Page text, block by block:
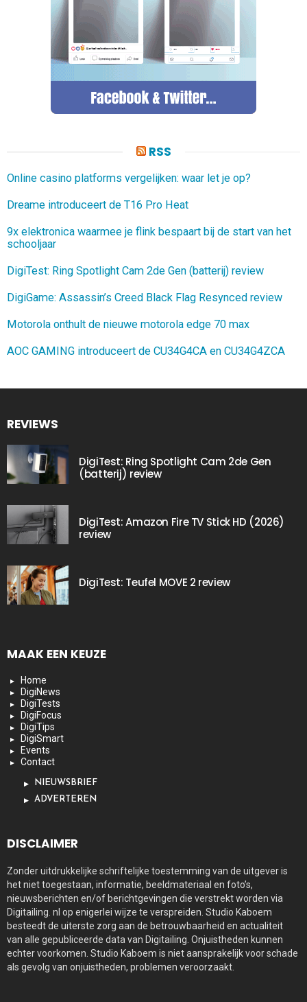
RSS
Online casino platforms vergelijken: waar let je op?
Dreame introduceert de T16 Pro Heat
9x elektronica waarmee je flink bespaart bij de start van het
schooljaar
DigiTest: Ring Spotlight Cam 2de Gen (batterij) review
DigiGame: Assassin’s Creed Black Flag Resynced review
Motorola onthult de nieuwe motorola edge 70 max
AOC GAMING introduceert de CU34G4CA en CU34G4ZCA
REVIEWS
DigiTest: Ring Spotlight Cam 2de Gen
(batterij) review
DigiTest: Amazon Fire TV Stick HD (2026)
review
DigiTest: Teufel MOVE 2 review
MAAK EEN KEUZE
Home
DigiNews
DigiTests
DigiFocus
DigiTips
DigiSmart
Events
Contact
NIEUWSBRIEF
ADVERTEREN
DISCLAIMER
Zonder uitdrukkelijke schriftelijke toestemming van de uitgever is
het niet toegestaan, informatie, beeldmateriaal en foto’s,
nieuwsberichten en/of berichtgevingen die verstrekt worden via
Digitailing. nl op enigerlei wijze te verspreiden. Studio Kaboem
besteedt de uiterste zorg aan de betrouwbaarheid en actualiteit
van alle gepubliceerde data van Digitailing. Onjuistheden kunnen
echter voorkomen. Studio Kaboem is niet aansprakelijk voor schade
als gevolg van onjuistheden, problemen veroorzaakt.